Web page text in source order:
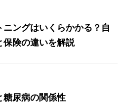
ニングはいくらかかる？自
保険の違いを解説
糖尿病の関係性